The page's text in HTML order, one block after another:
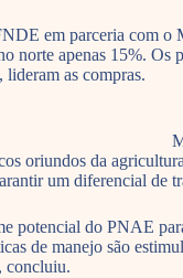
em parceria com
norte apenas 15%.
lideram as compras.
oriundos da
um diferencial de
potencial do PNAE
de manejo são
concluiu.